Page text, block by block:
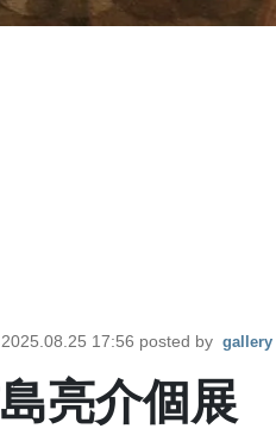
2025.08.25 17:56 posted by gallery
亮介個展